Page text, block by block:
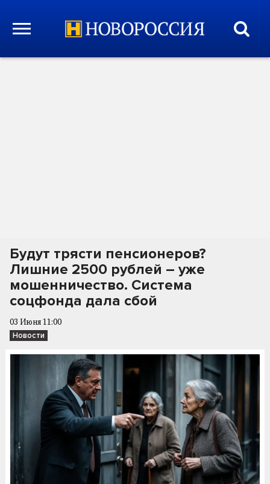
Будут трясти пенсионеров?
Лишние 2500 рублей – уже
мошенничество. Система
соцфонда дала сбой
03 Июня 11:00
Новости